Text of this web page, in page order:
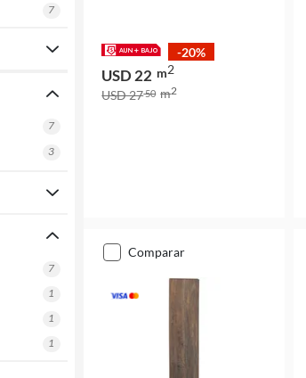
7
7
3
7
1
1
1
-20%
USD 22 m2
USD 2750 m2
comparar